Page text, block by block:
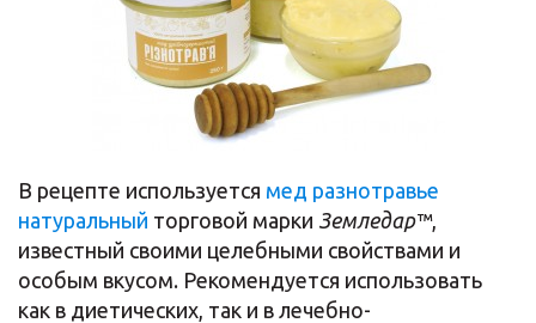
В рецепте используется мед разнотравье
натуральный торговой марки Земледар™,
известный своими целебными свойствами и
особым вкусом. Рекомендуется использовать
как в диетических, так и в лечебно-